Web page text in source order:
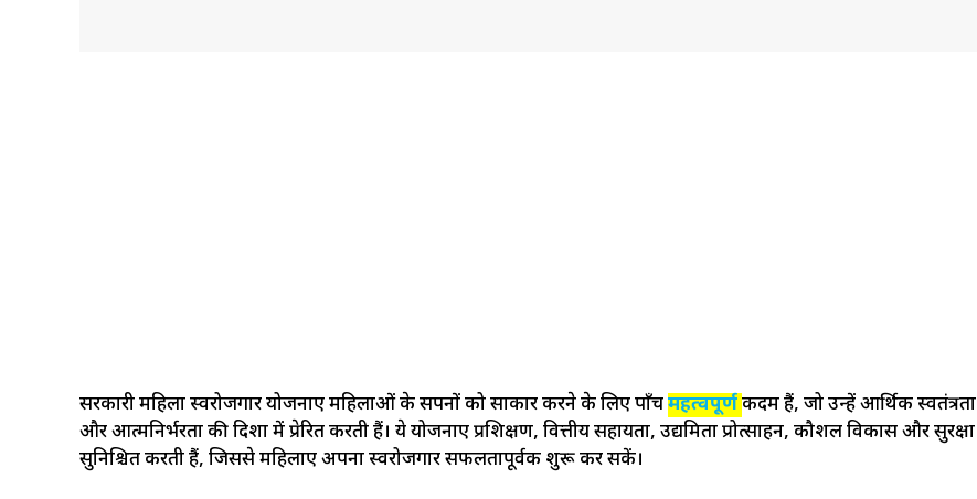
सरकारी महिला स्वरोजगार योजनाएं महिलाओं के सपनों को साकार करने के लिए पाँचमहत्वपूर्णकदम हैं, जो उन्हें आर्थिक स्वतंत्रता
और आत्मनिर्भरता की दिशा में प्रेरित करती हैं। ये योजनाएं प्रशिक्षण, वित्तीय सहायता, उद्यमिता प्रोत्साहन, कौशल विकास और सुरक्षा
सुनिश्चित करती हैं, जिससे महिलाएं अपना स्वरोजगार सफलतापूर्वक शुरू कर सकें।